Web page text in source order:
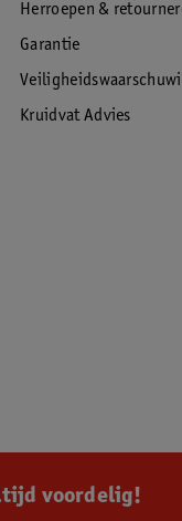
Herroepen &
Garantie
Kruidvat Advies
voordelig!